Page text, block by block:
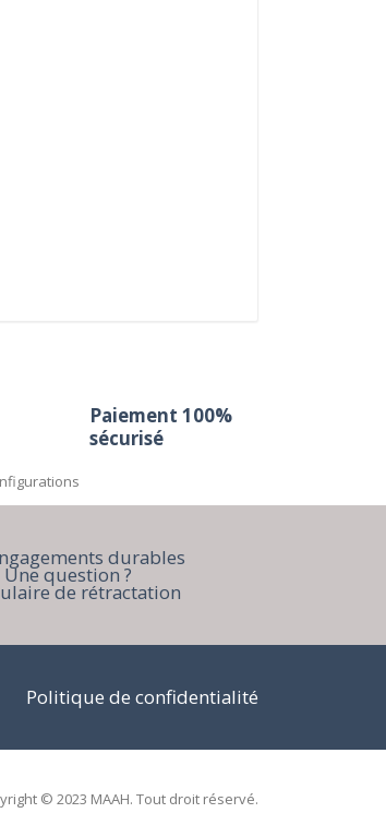
Paiement 100%
sécurisé
durables
Une question ?
de rétractation
Politique de confidentialité
© 2023 MAAH. Tout droit réservé.